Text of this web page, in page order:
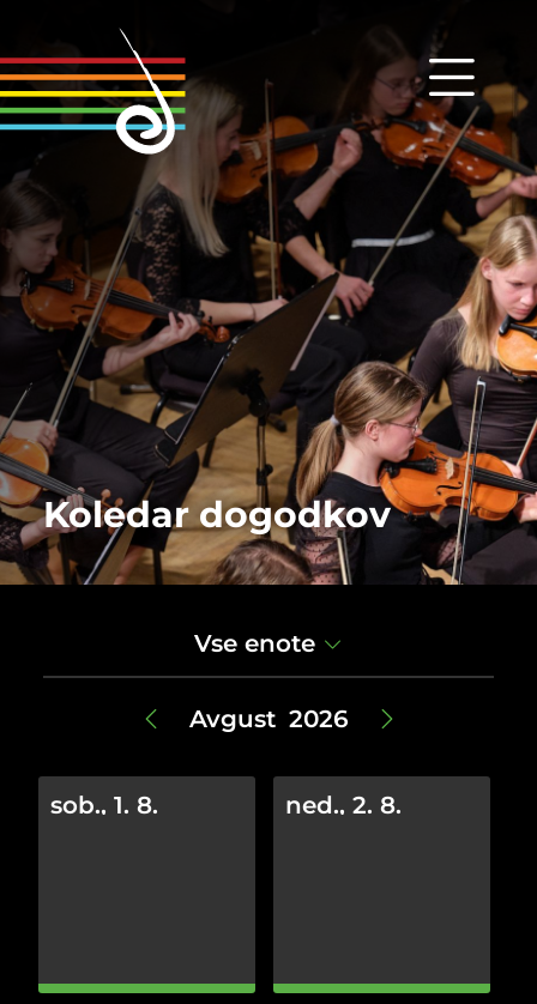
Koledar dogodkov
Vse enote
Avgust 2026
sob., 1. 8. ned., 2. 8.